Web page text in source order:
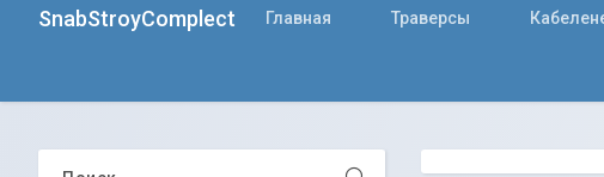
SnabStroyComplect Главная Траверсы